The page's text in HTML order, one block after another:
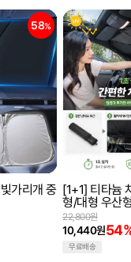
58%
가리개 중 [1+1] 티타늄
형/대형 우산
10,440원
22,800원
무료배송